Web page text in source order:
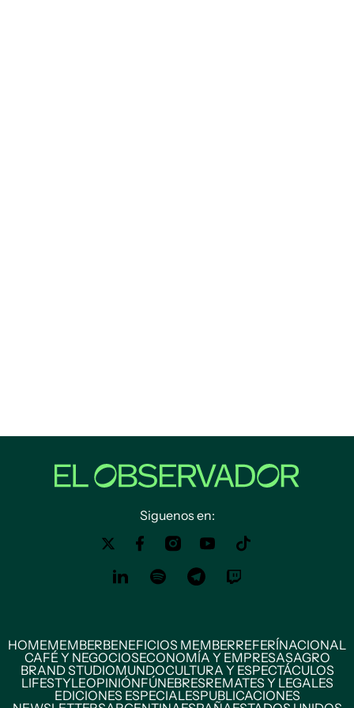
Siguenos en:
HOMEMEMBERBENEFICIOS MEMBERREFERÍNACIONAL
CAFÉ Y NEGOCIOSECONOMÍA Y EMPRESASAGRO
BRAND STUDIOMUNDOCULTURA Y ESPECTÁCULOS
LIFESTYLEOPINIÓNFÚNEBRESREMATES Y LEGALES
EDICIONES ESPECIALESPUBLICACIONES